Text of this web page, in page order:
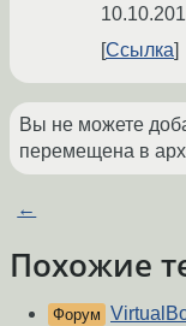
Ссылка
Вы не можете
перемещена в
←
Похожие
Форум